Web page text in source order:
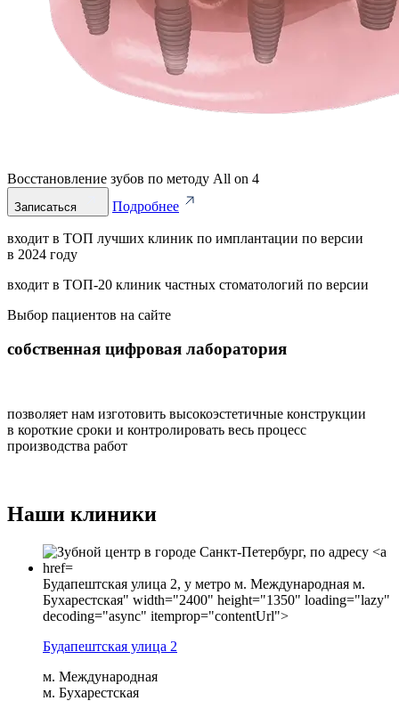
Восстановление зубов по методу All on 4
Записаться Подробнее
входит в ТОП лучших клиник по имплантации по версии
в 2024 году
входит в ТОП‑20 клиник частных стоматологий по версии
Выбор пациентов на сайте
собственная цифровая лаборатория
позволяет нам изготовить высокоэстетичные конструкции
в короткие сроки и контролировать весь процесс
производства работ
Наши клиники
Будапештская улица 2, у метро м. Международная м.
Бухарестская" width="2400" height="1350" loading="lazy"
decoding="async" itemprop="contentUrl">
Будапештская улица 2
м. Международная
м. Бухарестская